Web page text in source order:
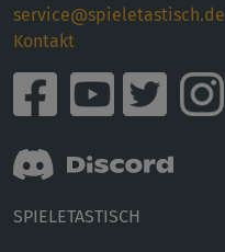
service@spieletastisch.de
Kontakt
SPIELETASTISCH